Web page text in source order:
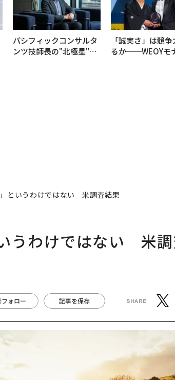
パシフィックコンサルタ
ンツ技師長の"北極星"。
「誠実さ」は競
るか──WEOYモ
」というわけではない 米調査結果
うわけではない 米
ォロー 記事を保存